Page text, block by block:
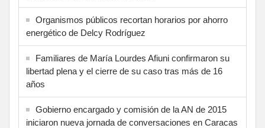
Organismos públicos recortan horarios por ahorro
energético de Delcy Rodríguez
Familiares de María Lourdes Afiuni confirmaron su
libertad plena y el cierre de su caso tras más de 16
años
Gobierno encargado y comisión de la AN de 2015
iniciaron nueva jornada de conversaciones en Caracas